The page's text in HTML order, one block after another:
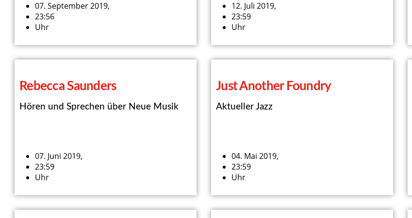
07. September 2019,
23:56
Uhr
12. Juli 2019,
23:59
Uhr
Rebecca Saunders
Hören und Sprechen über Neue Musik
07. Juni 2019,
23:59
Uhr
Just Another Foundry
Aktueller Jazz
04. Mai 2019,
23:59
Uhr